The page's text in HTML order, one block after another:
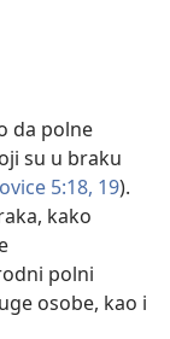
da polne
su u braku
5:18, 19).
kako
polni
osobe, kao i